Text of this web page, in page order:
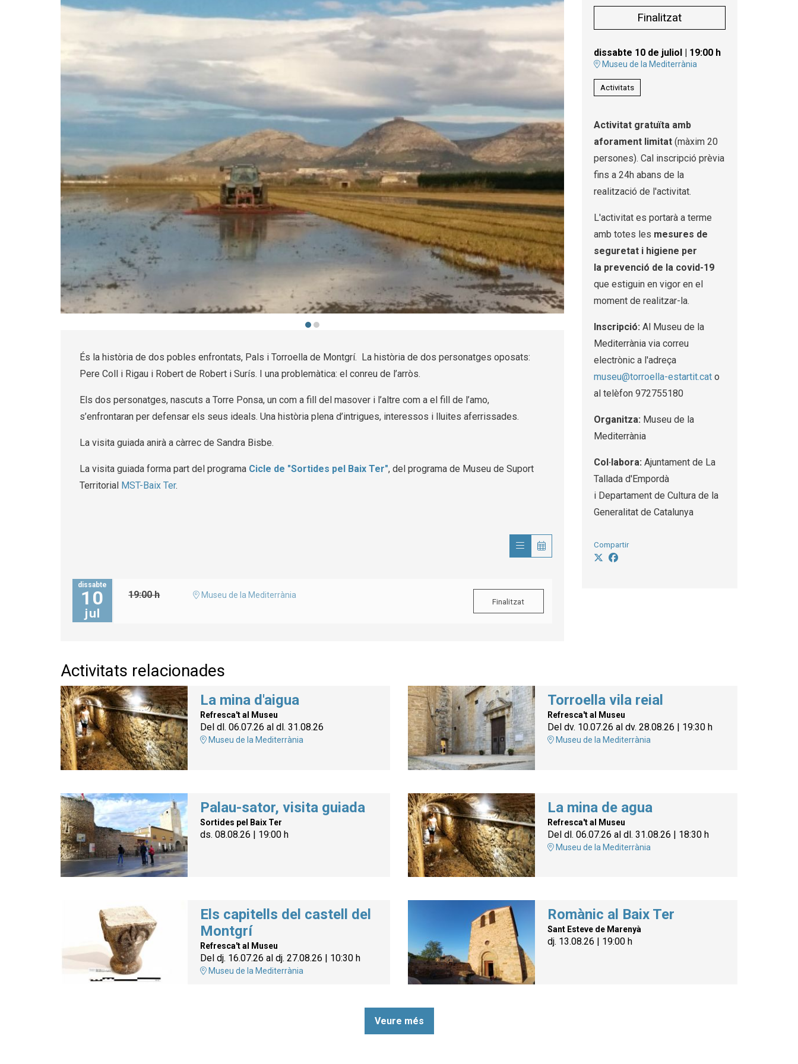
Finalitzat
dissabte 10 de juliol 19:00 h
Museu de la Mediterrània
Activitats
Activitat gratuïta amb
aforament limitat(màxim 20
persones). Cal inscripció prèvia
fins a 24h abans de la
realització de l'activitat.
L'activitat es portarà a terme
amb totes les mesures de
seguretat i higiene per
la prevenció de la covid-19
que estiguin en vigor en el
moment de realitzar-la.
Inscripció: Al Museu de la
Mediterrània via correu
electrònic a l'adreça
museu@torroella-estartit.cato
al telèfon 972755180
Organitza: Museu de la
Mediterrània
Col·labora: Ajuntament de La
Tallada d'Empordà
i Departament de Cultura de la
Generalitat de Catalunya
Compartir
És la història de dos pobles enfrontats, Pals i Torroella de Montgrí.  La història de dos personatges oposats:
Pere Coll i Rigau i Robert de Robert i Surís. I una problemàtica: el conreu de l’arròs.
Els dos personatges, nascuts a Torre Ponsa, un com a fill del masover i l’altre com a el fill de l’amo,
s’enfrontaran per defensar els seus ideals. Una història plena d’intrigues, interessos i lluites aferrissades.
La visita guiada anirà a càrrec de Sandra Bisbe.
La visita guiada forma part del programa Cicle de "Sortides pel Baix Ter", del programa de Museu de Suport
Territorial MST-Baix Ter.
dissabte
10
jul
19:00 h Museu de la Mediterrània
Finalitzat
Activitats relacionades
La mina d'aigua
Refresca't al Museu
Del dl. 06.07.26 al dl. 31.08.26
Museu de la Mediterrània
Torroella vila reial
Refresca't al Museu
Del dv. 10.07.26 al dv. 28.08.26 | 19:30 h
Museu de la Mediterrània
Palau-sator, visita guiada
Sortides pel Baix Ter
ds. 08.08.26 | 19:00 h
La mina de agua
Refresca't al Museu
Del dl. 06.07.26 al dl. 31.08.26 | 18:30 h
Museu de la Mediterrània
Els capitells del castell del
Montgrí
Refresca't al Museu
Del dj. 16.07.26 al dj. 27.08.26 10:30 h
Museu de la Mediterrània
Romànic al Baix Ter
Sant Esteve de Marenyà
dj. 13.08.26 19:00 h
Veure més